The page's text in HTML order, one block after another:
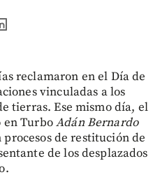
reclamaron en el Día de
vinculadas a los
tierras. Ese mismo día, el
en TurboAdán Bernardo
de restitución de
de los desplazados